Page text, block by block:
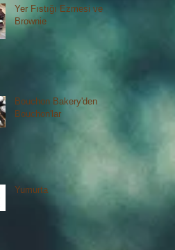
Yer Fıstığı Ezmesi ve
Brownie
Bouchon Bakery'den
Bouchon'lar
Yumurta